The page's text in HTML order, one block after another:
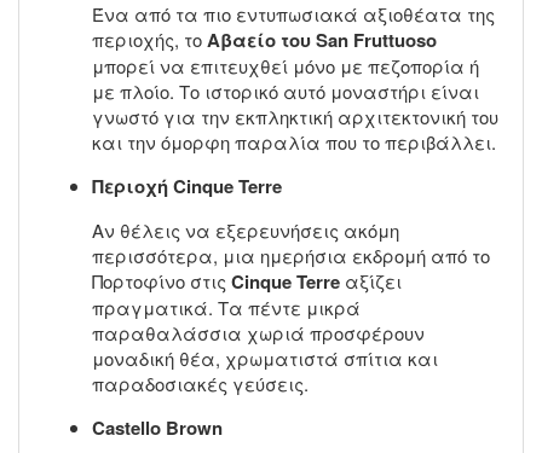
Ένα από τα πιο εντυπωσιακά αξιοθέατα της
περιοχής, τοΑβαείο του San Fruttuoso
μπορεί να επιτευχθεί μόνο με πεζοπορία ή
με πλοίο. Το ιστορικό αυτό μοναστήρι είναι
γνωστό για την εκπληκτική αρχιτεκτονική του
και την όμορφη παραλία που το περιβάλλει.
Περιοχή Cinque Terre
Αν θέλεις να εξερευνήσεις ακόμη
περισσότερα, μια ημερήσια εκδρομή από το
Πορτοφίνο στις Cinque Terre αξίζει
πραγματικά. Τα πέντε μικρά
παραθαλάσσια χωριά προσφέρουν
μοναδική θέα, χρωματιστά σπίτια και
παραδοσιακές γεύσεις.
Castello Brown